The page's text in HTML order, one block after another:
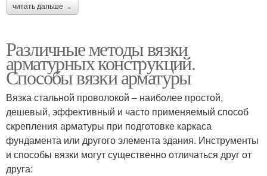
читать дальше →
Различные методы вязки
арматурных конструкций.
Способы вязки арматуры
Вязка стальной проволокой – наиболее простой,
дешевый, эффективный и часто применяемый способ
скрепления арматуры при подготовке каркаса
фундамента или другого элемента здания. Инструменты
и способы вязки могут существенно отличаться друг от
друга: